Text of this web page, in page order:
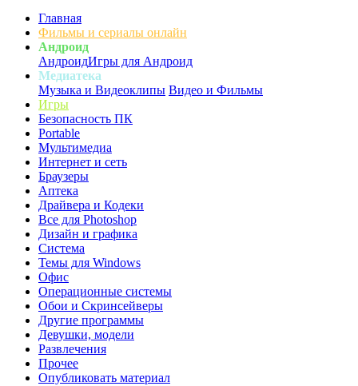
Главная
Фильмы и сериалы онлайн
Андроид
АндроидИгры для Андроид
Медиатека
Музыка и Видеоклипы Видео и Фильмы
Игры
Безопасность ПК
Portable
Мультимедиа
Интернет и сеть
Браузеры
Аптека
Драйвера и Кодеки
Все для Photoshop
Дизайн и графика
Система
Темы для Windows
Офис
Операционные системы
Обои и Скринсейверы
Другие программы
Девушки, модели
Развлечения
Прочее
Опубликовать материал